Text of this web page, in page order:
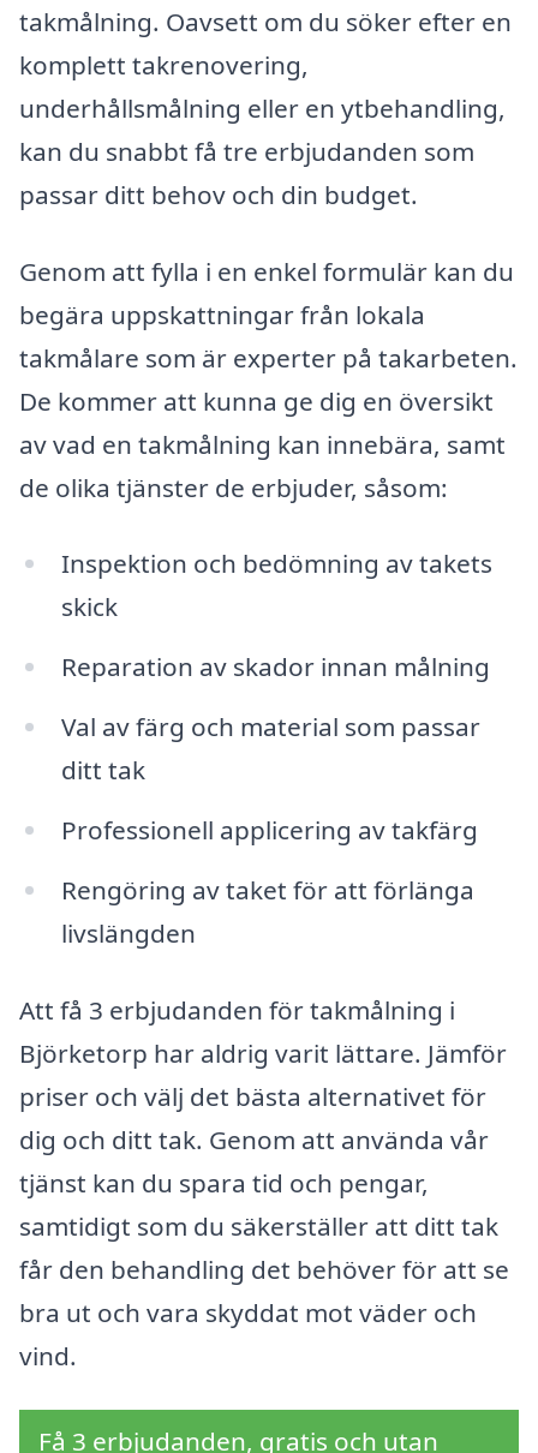
takmålning. Oavsett om du söker efter en
komplett takrenovering,
underhållsmålning eller en ytbehandling,
kan du snabbt få tre erbjudanden som
passar ditt behov och din budget.
Genom att fylla i en enkel formulär kan du
begära uppskattningar från lokala
takmålare som är experter på takarbeten.
De kommer att kunna ge dig en översikt
av vad en takmålning kan innebära, samt
de olika tjänster de erbjuder, såsom:
Inspektion och bedömning av takets
skick
Reparation av skador innan målning
Val av färg och material som passar
ditt tak
Professionell applicering av takfärg
Rengöring av taket för att förlänga
livslängden
Att få 3 erbjudanden för takmålning i
Björketorp har aldrig varit lättare. Jämför
priser och välj det bästa alternativet för
dig och ditt tak. Genom att använda vår
tjänst kan du spara tid och pengar,
samtidigt som du säkerställer att ditt tak
får den behandling det behöver för att se
bra ut och vara skyddat mot väder och
vind.
Få 3 erbjudanden, gratis och utan